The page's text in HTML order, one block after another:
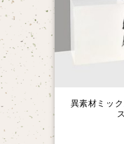
異素材ミッ